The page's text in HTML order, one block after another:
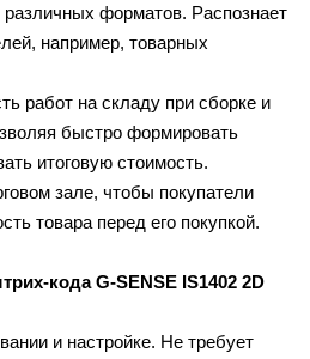
различных форматов. Распознает
например, товарных
работ на складу при сборке и
быстро формировать
итоговую стоимость.
зале, чтобы покупатели
товара перед его покупкой.
кода G-SENSE IS1402 2D
и настройке. Не требует